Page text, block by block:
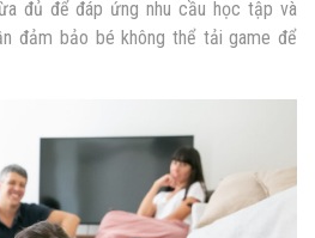
đủ để đáp ứng nhu cầu học tập và
đảm bảo bé không thể tải game để